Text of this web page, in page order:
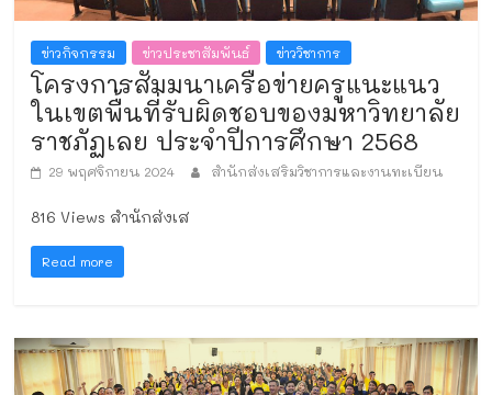
ข่าวกิจกรรม ข่าวประชาสัมพันธ์ ข่าววิชาการ
โครงการสัมมนาเครือข่ายครูแนะแนว
ในเขตพื้นที่รับผิดชอบของมหาวิทยาลัย
ราชภัฏเลย ประจำปีการศึกษา 2568
29 พฤศจิกายน 2024 สำนักส่งเสริมวิชาการและงานทะเบียน
816 Views สำนักส่งเส
Read more